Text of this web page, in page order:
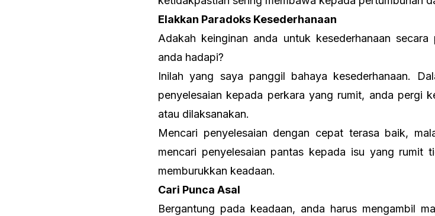
Elakkan Paradoks Kesederhanaan
Adakah keinginan anda untuk kesederhanaan
anda hadapi?
Inilah yang saya panggil bahaya kesederhanaan.
penyelesaian kepada perkara yang rumit, anda pergi
atau dilaksanakan.
Mencari penyelesaian dengan cepat terasa baik,
mencari penyelesaian pantas kepada isu yang rumit
memburukkan keadaan.
Cari Punca Asal
Bergantung pada keadaan, anda harus mengambil